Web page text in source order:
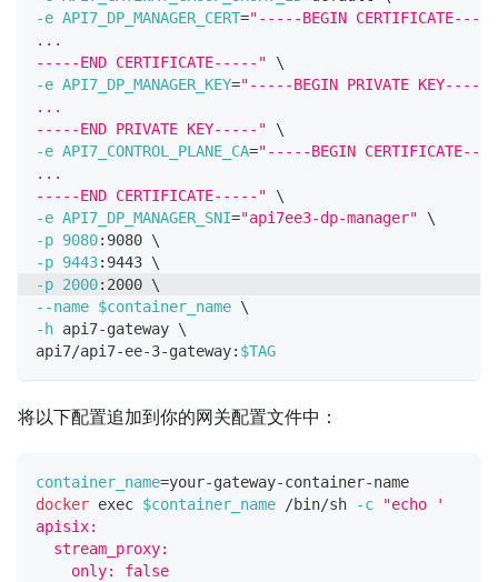
-e API7_DP_MANAGER_CERT="-----BEGIN CERTIFICATE-----
...
-----END CERTIFICATE-----"
\
-e API7_DP_MANAGER_KEY="-----BEGIN PRIVATE KEY-----
...
-----END PRIVATE KEY-----"
\
-e API7_CONTROL_PLANE_CA="-----BEGIN
...
-----END CERTIFICATE-----"
\
-e API7_DP_MANAGER_SNI="api7ee3-dp-manager"
\
-p 9080:9080 \
-p 9443:9443 \
-p 2000:2000 \
--name $container_name \
-h api7-gateway \
api7/api7-ee-3-gateway: $TAG
将以下配置追加到你的网关配置文件中：
container_name=your-gateway-container-name
docker exec $container_name /bin/sh -c
"echo '
apisix:
  stream_proxy:
    only: false